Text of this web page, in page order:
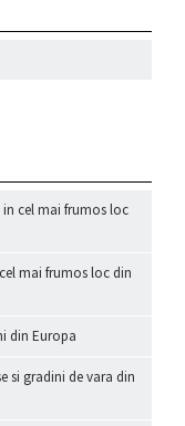
cel mai frumos loc
mai frumos loc din
din Europa
si gradini de vara din